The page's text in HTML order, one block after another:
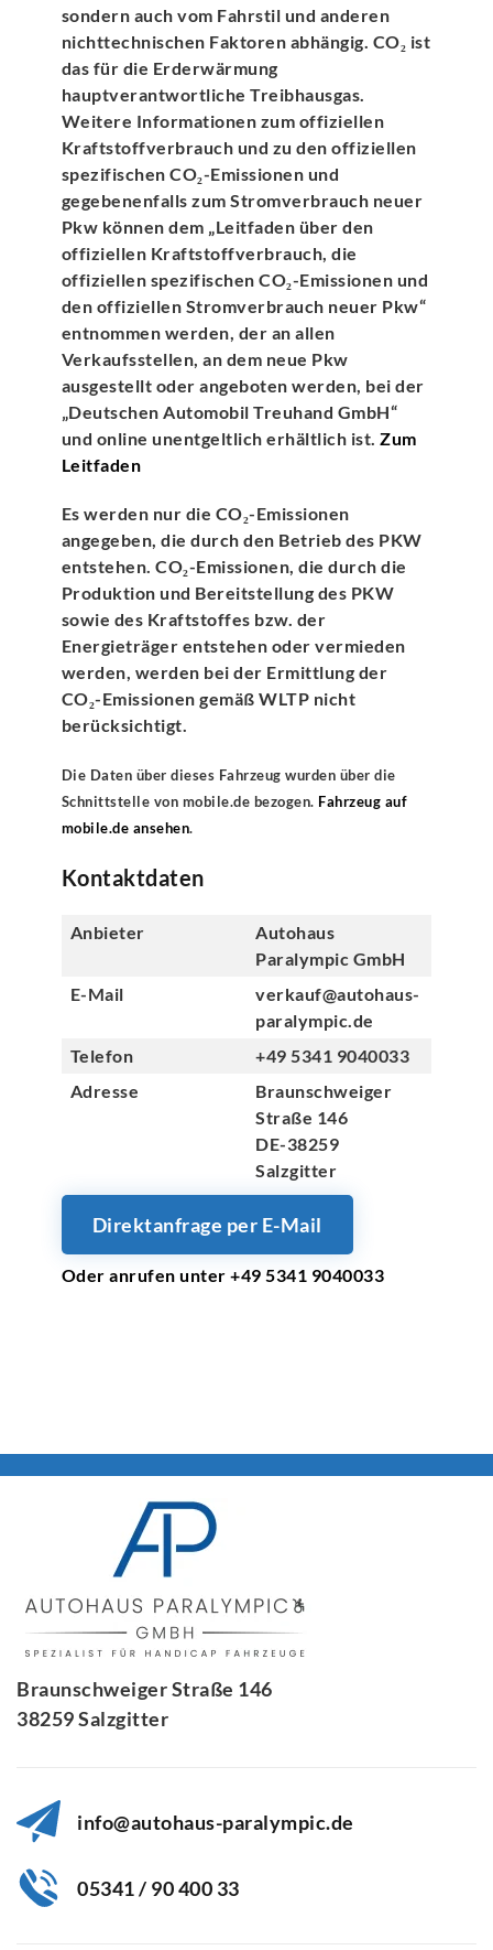
sondern auch vom Fahrstil und anderen
nichttechnischen Faktoren abhängig. CO₂ ist
das für die Erderwärmung
hauptverantwortliche Treibhausgas.
Weitere Informationen zum offiziellen
Kraftstoffverbrauch und zu den offiziellen
spezifischen CO₂-Emissionen und
gegebenenfalls zum Stromverbrauch neuer
Pkw können dem „Leitfaden über den
offiziellen Kraftstoffverbrauch, die
offiziellen spezifischen CO₂-Emissionen und
den offiziellen Stromverbrauch neuer Pkw“
entnommen werden, der an allen
Verkaufsstellen, an dem neue Pkw
ausgestellt oder angeboten werden, bei der
„Deutschen Automobil Treuhand GmbH“
und online unentgeltlich erhältlich ist.Zum
Leitfaden
Es werden nur die CO₂-Emissionen
angegeben, die durch den Betrieb des PKW
entstehen. CO₂-Emissionen, die durch die
Produktion und Bereitstellung des PKW
sowie des Kraftstoffes bzw. der
Energieträger entstehen oder vermieden
werden, werden bei der Ermittlung der
CO₂-Emissionen gemäß WLTP nicht
berücksichtigt.
Die Daten über dieses Fahrzeug wurden über die
Schnittstelle von mobile.de bezogen. Fahrzeug auf
mobile.de ansehen.
Kontaktdaten
Anbieter
Autohaus
Paralympic GmbH
E-Mail
verkauf@autohaus-
paralympic.de
Telefon
+49 5341 9040033
Adresse
Braunschweiger
Straße 146
DE-38259
Salzgitter
Direktanfrage per E-Mail
Oder anrufen unter +49 5341 9040033
Braunschweiger Straße 146
38259 Salzgitter
info@autohaus-paralympic.de
05341 / 90 400 33